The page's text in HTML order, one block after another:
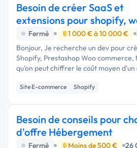
Besoin de créer SaaS et
extensions pour shopify,
commerce, etc
Fermé 1 000 € à 10 000 €
Bonjour, Je recherche un dev pour
Shopify, Prestashop Woo commerce,
qu'on peut chiffrer le coût moyen
logiciel SaaS (back-office et code) et
Site E-commerce
Shopify
Besoin de conseils pour
d'offre Hébergement
Fermé Moins de 500 € 26